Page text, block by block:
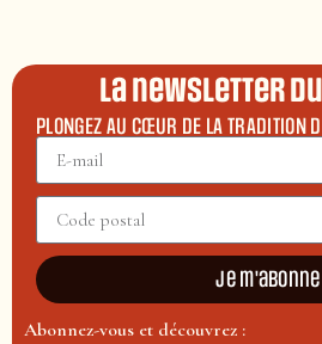
La newsletter
PLONGEZ AU CŒUR DE LA TRADITION
Je m'abonne
Abonnez-vous et découvrez :